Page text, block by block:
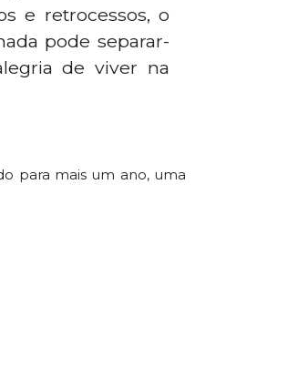
e retrocessos, o
pode separar-
de viver na
para mais um ano, uma